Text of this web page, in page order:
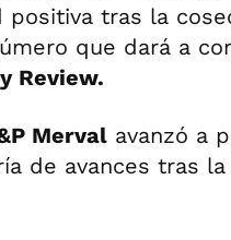
tras la
que dará a
Review.
Mervalavanzó a
de avances tras